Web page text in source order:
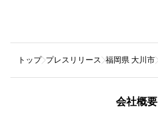
トップ プレスリリース 福岡県 大川市
会社概要